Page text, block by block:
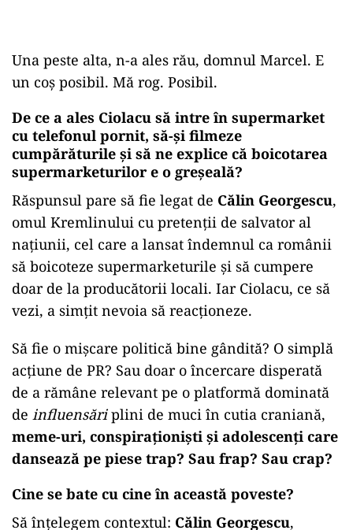
Una peste alta, n-a ales rău, domnul Marcel. E
un coș posibil. Mă rog. Posibil.
De ce a ales Ciolacu să intre în supermarket
cu telefonul pornit, să-și filmeze
cumpărăturile și să ne explice că boicotarea
supermarketurilor e o greșeală?
Răspunsul pare să fie legat de Călin Georgescu,
omul Kremlinului cu pretenții de salvator al
națiunii, cel care a lansat îndemnul ca românii
să boicoteze supermarketurile și să cumpere
doar de la producătorii locali. Iar Ciolacu, ce să
vezi, a simțit nevoia să reacționeze.
Să fie o mișcare politică bine gândită? O simplă
acțiune de PR? Sau doar o încercare disperată
de a rămâne relevant pe o platformă dominată
de influensăriplini de muci în cutia craniană,
meme-uri, conspiraționiști și adolescenți care
dansează pe piese trap? Sau frap? Sau crap?
Cine se bate cu cine în această poveste?
Să înțelegem contextul: Călin Georgescu,